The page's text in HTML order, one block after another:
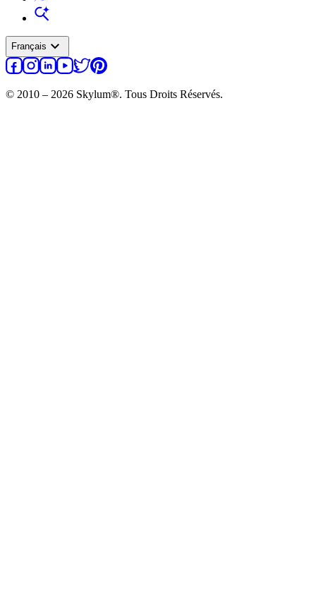
Français expand_more
© 2010 – 2026 Skylum®. Tous Droits Réservés.